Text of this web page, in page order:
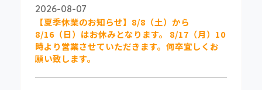
2026-08-07
【夏季休業のお知らせ】8/8（土）から
8/16（日）はお休みとなります。 8/17（月）10
時より営業させていただきます。何卒宜しくお
願い致します。